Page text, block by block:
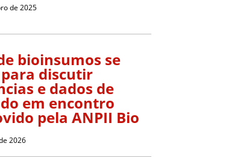
de 2025
bioinsumos se
discutir
e dados de
em encontro
pela ANPII Bio
2026